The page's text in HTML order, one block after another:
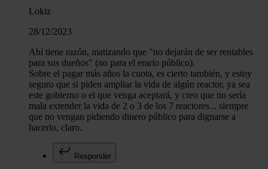
Lokiz
28/12/2023
Ahí tiene razón, matizando que "no dejarán de ser rentables
para sus dueños" (no para el erario público).
Sobre el pagar más años la cuota, es cierto también, y estoy
seguro que si piden ampliar la vida de algún reactor, ya sea
este gobierno o el que venga aceptará, y creo que no sería
mala extender la vida de 2 o 3 de los 7 reactores... siempre
que no vengan pidiendo dinero público para dignarse a
hacerlo, claro.
Responder